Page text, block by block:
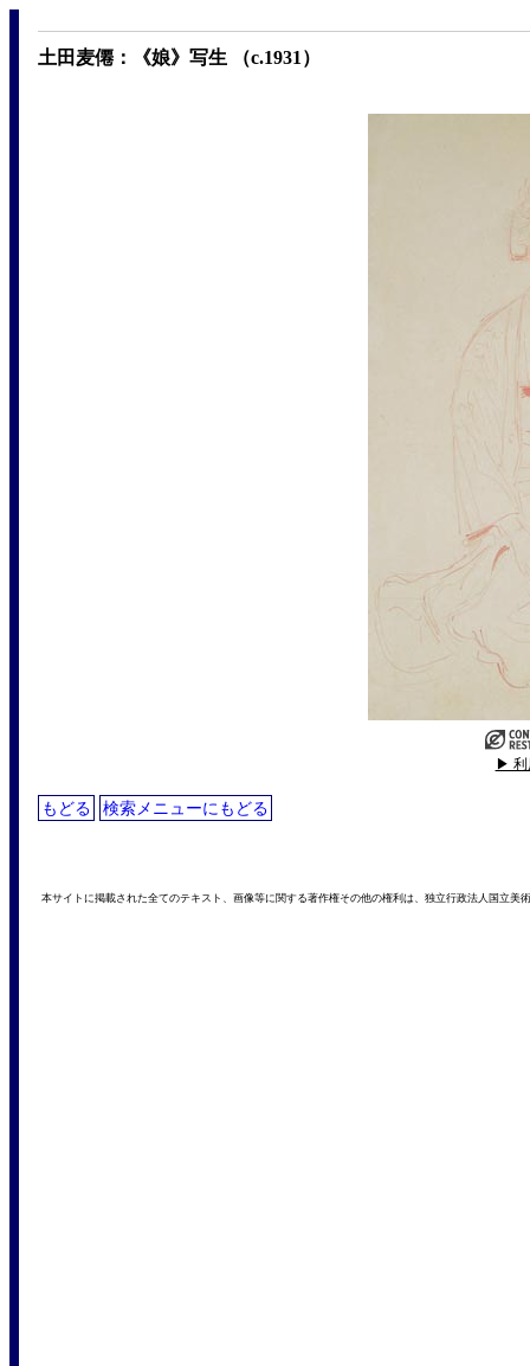
土田麦僊：《娘》写生 （c.1931）
▶ 利
もどる 検索メニューにもどる
本サイトに掲載された全てのテキスト、画像等に関する著作権その他の権利は、独立行政法人国立